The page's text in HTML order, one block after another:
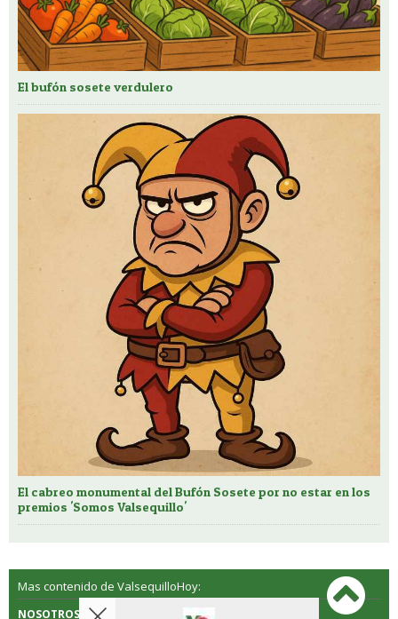
El bufón sosete verdulero
El cabreo monumental del Bufón Sosete por no estar en los
premios 'Somos Valsequillo'
Mas contenido de ValsequilloHoy:
NOSOTROS CONTACTO